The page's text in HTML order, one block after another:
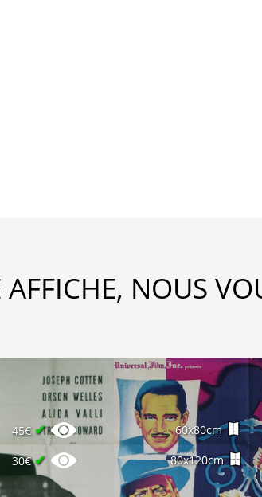
NOUS
45€ ✔
30€✔
60x80cm
80x120cm